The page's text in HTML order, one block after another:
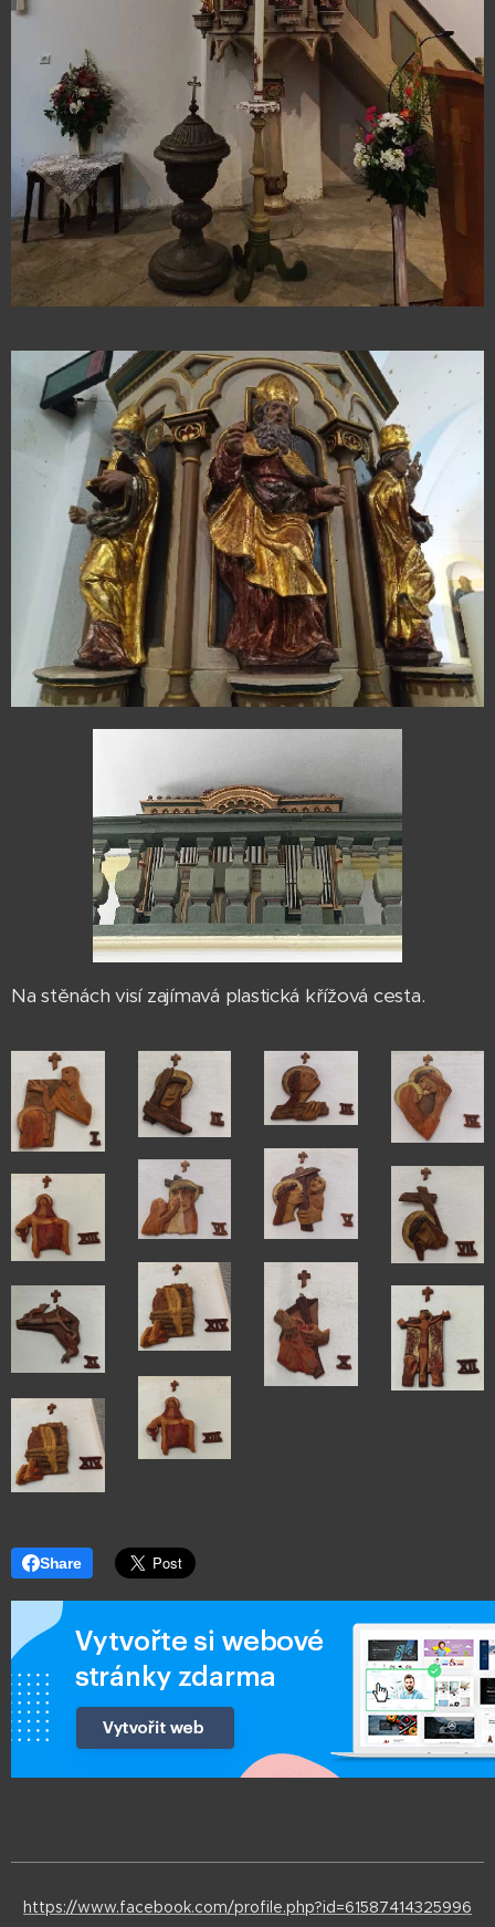
Na stěnách visí zajímavá plastická křížová cesta.
Share
https://www.facebook.com/profile.php?id=61587414325996